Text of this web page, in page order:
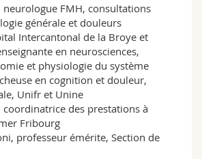
neurologue FMH, consultations
générale et douleurs
Intercantonal de la Broye et
en neurosciences,
et physiologie du système
en cognition et douleur,
Unifr et Unine
coordinatrice des prestations à
Fribourg
professeur émérite, Section de